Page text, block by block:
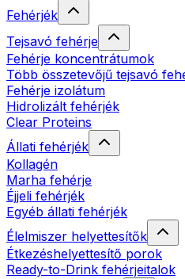
Fehérjék
Tejsavó fehérje
Fehérje koncentrátumok
Több összetevőjű tejsavó
Fehérje izolátum
Hidrolizált fehérjék
Clear Proteins
Állati fehérjék
Kollagén
Marha fehérje
Éjjeli fehérjék
Egyéb állati fehérjék
Élelmiszer helyettesítők
Étkezéshelyettesítő porok
Ready-to-Drink fehérjeitalok